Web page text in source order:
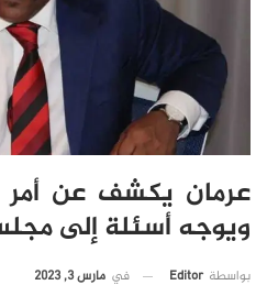
عرمان يكشف عن أمر
ويوجه أسئلة إلى
بواسطة Editor في مارس 3, 2023